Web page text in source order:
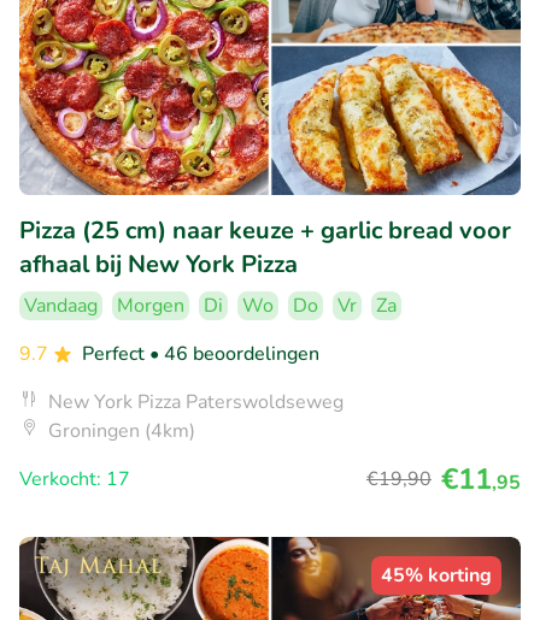
Pizza (25 cm) naar keuze + garlic bread voor
afhaal bij New York Pizza
Vandaag Morgen Di Wo Do Vr
Za
9.7
Perfect • 46 beoordelingen
New York Pizza Paterswoldseweg
Groningen (4km)
Verkocht: 17
€19,90 €11,95
45% korting